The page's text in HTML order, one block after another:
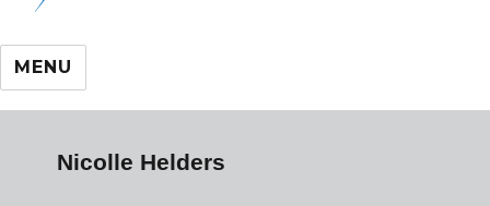
MENU
Nicolle Helders